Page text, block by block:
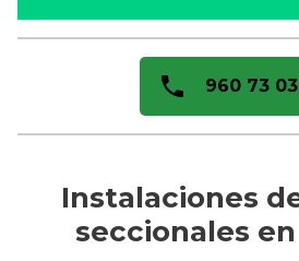
960 73
Instalaciones
seccionales